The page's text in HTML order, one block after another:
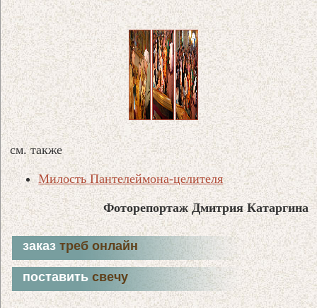
см. также
Милость Пантелеймона-целителя
Фоторепортаж Дмитрия Катаргина
заказтреб онлайн
поставитьсвечу